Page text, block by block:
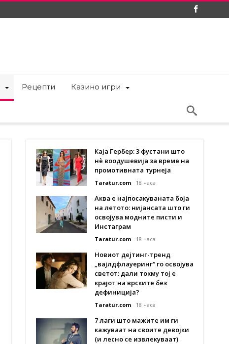
Рецепти Казино игри
Каја Гербер: 3 фустани што
нè воодушевија за време на
промотивната турнеја
Taratur.com 18 часа
Аква е најпосакуваната боја
на летото: нијансата што ги
освојува модните писти и
Инстаграм
Taratur.com 18 часа
Новиот дејтинг-тренд
„вајлдфлауеринг“ го освојува
светот: дали токму тој е
крајот на врските без
дефиниција?
Taratur.com 18 часа
7 лаги што мажите им ги
кажуваат на своите девојки
(и лесно се извлекуваат)